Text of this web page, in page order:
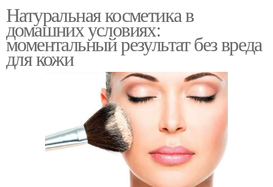
Натуральная косметика в
домашних условиях:
моментальный результат без вреда
для кожи